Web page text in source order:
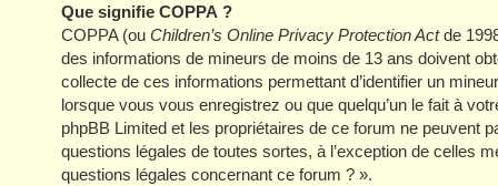
Que signifie COPPA ?
COPPA (ou Children’s Online Privacy Protection Actde
des informations de mineurs de moins de 13 ans doivent
collecte de ces informations permettant d’identifier un
lorsque vous vous enregistrez ou que quelqu’un le fait à
phpBB Limited et les propriétaires de ce forum ne peuvent
questions légales de toutes sortes, à l’exception de celles
questions légales concernant ce forum ? ».